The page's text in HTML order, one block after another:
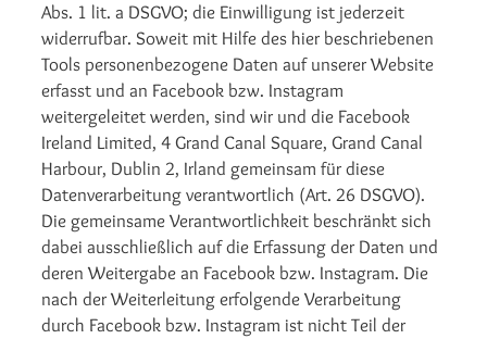
Abs. 1 lit. a DSGVO; die Einwilligung ist jederzeit
widerrufbar. Soweit mit Hilfe des hier beschriebenen
Tools personenbezogene Daten auf unserer Website
erfasst und an Facebook bzw. Instagram
weitergeleitet werden, sind wir und die Facebook
Ireland Limited, 4 Grand Canal Square, Grand Canal
Harbour, Dublin 2, Irland gemeinsam für diese
Datenverarbeitung verantwortlich (Art. 26 DSGVO).
Die gemeinsame Verantwortlichkeit beschränkt sich
dabei ausschließlich auf die Erfassung der Daten und
deren Weitergabe an Facebook bzw. Instagram. Die
nach der Weiterleitung erfolgende Verarbeitung
durch Facebook bzw. Instagram ist nicht Teil der